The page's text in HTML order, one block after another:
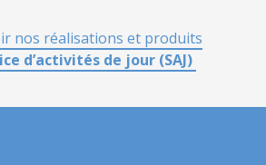
nos réalisations et produits
d’activités de jour (SAJ)